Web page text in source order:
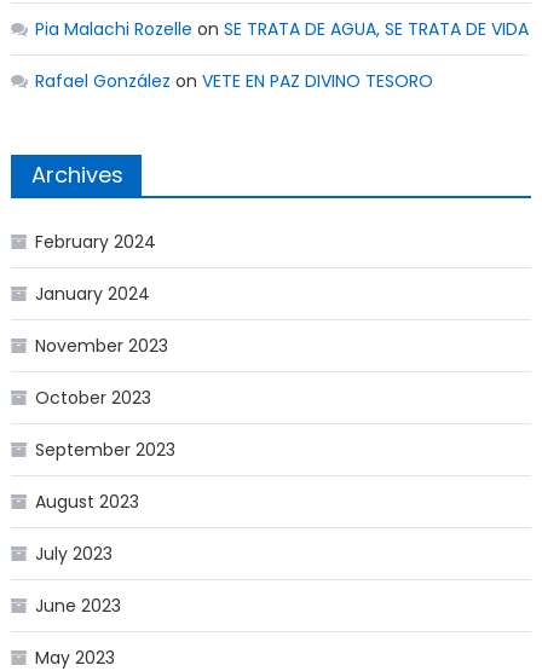
Pia Malachi Rozelle on SE TRATA DE AGUA, SE TRATA DE VIDA
Rafael González on VETE EN PAZ DIVINO TESORO
Archives
February 2024
January 2024
November 2023
October 2023
September 2023
August 2023
July 2023
June 2023
May 2023